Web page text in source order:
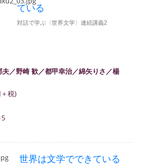
ている
対話で学ぶ〈世界文学〉連続講義2
夫／野崎 歓／都甲幸治／綿矢りさ／楊
税)
世界は文学でできている